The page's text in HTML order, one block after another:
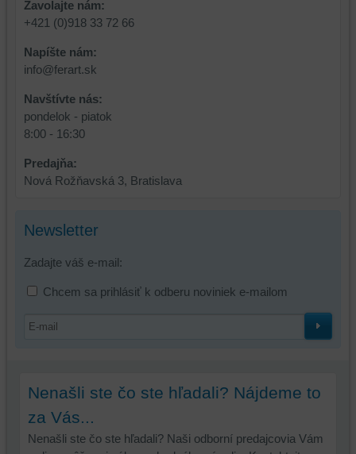
Zavolajte nám:
+421 (0)918 33 72 66
Napíšte nám:
info@ferart.sk
Navštívte nás:
pondelok - piatok
8:00 - 16:30
Predajňa:
Nová Rožňavská 3, Bratislava
Newsletter
Zadajte váš e-mail:
Chcem sa prihlásiť k odberu noviniek e-mailom
Nenašli ste čo ste hľadali? Nájdeme to
za Vás...
Nenašli ste čo ste hľadali? Naši odborní predajcovia Vám
prehliadania
zabezpečenia.
ukladať
niektoré
z
vašich
bez
toho,
aby
ste
mali
alebo
prihlásenia,
skripty
zdroje
atď.